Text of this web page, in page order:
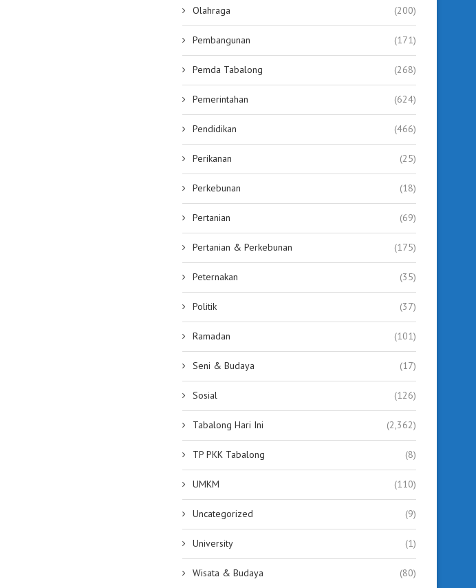
Olahraga (200)
Pembangunan (171)
Pemda Tabalong (268)
Pemerintahan (624)
Pendidikan (466)
Perikanan (25)
Perkebunan (18)
Pertanian (69)
Pertanian & Perkebunan (175)
Peternakan (35)
Politik (37)
Ramadan (101)
Seni & Budaya (17)
Sosial (126)
Tabalong Hari Ini (2,362)
TP PKK Tabalong (8)
UMKM (110)
Uncategorized (9)
University (1)
Wisata & Budaya (80)